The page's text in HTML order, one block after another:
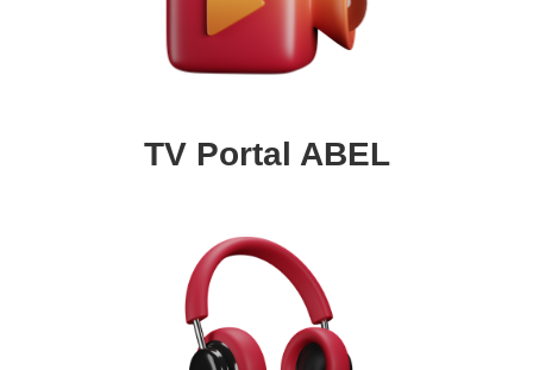
TV Portal ABEL